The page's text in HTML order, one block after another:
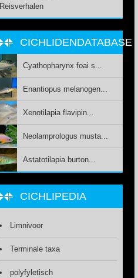
Reisverhalen
CICHLIDENDATABASE
Cyathopharynx foai s...
Enantiopus melanogen...
Xenotilapia flavipin...
Neolamprologus musta...
Astatotilapia burton...
CICHLIPEDIA
Limnivoor
Terminale taxa
polyfyletisch